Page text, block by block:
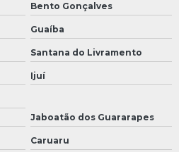
Bento Gonçalves
Guaíba
Santana do Livramento
Ijuí
Jaboatão dos Guararapes
Caruaru